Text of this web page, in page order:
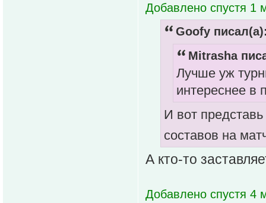
Добавлено спустя 1
Goofy
Mitrasha
Лучше уж
интереснее в
И вот
составов на
А кто-то
Добавлено спустя 4